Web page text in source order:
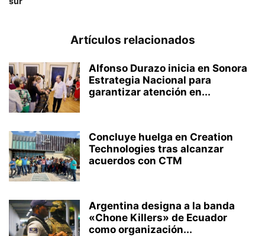
Artículos relacionados
Alfonso Durazo inicia en Sonora
Estrategia Nacional para
garantizar atención en...
Concluye huelga en Creation
Technologies tras alcanzar
acuerdos con CTM
Argentina designa a la banda
«Chone Killers» de Ecuador
como organización...